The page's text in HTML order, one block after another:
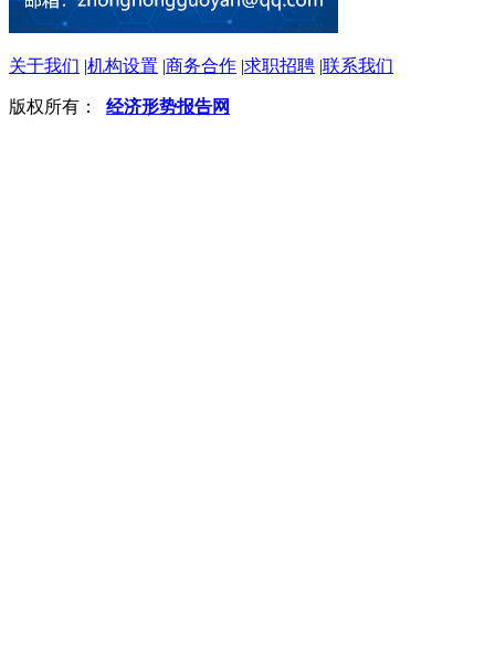
关于我们 |机构设置 |商务合作 |求职招聘 |联系我们
版权所有： 经济形势报告网